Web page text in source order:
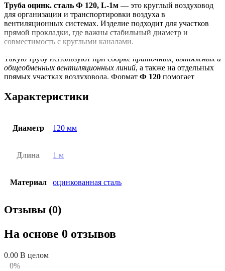
Труба оцинк. сталь Ф 120, L-1м — это круглый воздуховод
для организации и транспортировки воздуха в
вентиляционных системах. Изделие подходит для участков
прямой прокладки, где важны стабильный диаметр и
совместимость с круглыми каналами.
Такую трубу используют при сборке приточных, вытяжных и
общеобменных вентиляционных линий, а также на отдельных
прямых участках воздуховода. Формат Ф 120 помогает
длина1 мудобна для точной компоновки трассы и подгонки
по месту.
труба будет стыковаться с другими элементами системы:
практичный металлический воздуховод для стандартных
круглый вентиляционный канал для воздуха
длина 1 м
Характеристики
Диаметр 120 мм
Длина 1 м
Материал оцинкованная сталь
Форма круглая
Тип изделия воздуховод
Назначение
Отзывы (0)
На основе 0 отзывов
0.00 В целом
0%